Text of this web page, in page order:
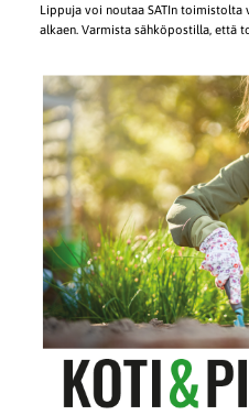
Lippuja voi noutaa SATIn toimistolta
alkaen. Varmista sähköpostilla, että